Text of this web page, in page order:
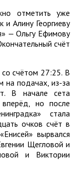
отметить уже
и Алину Георгиеву
— Ольгу Ефимову
счёт
счётом 27:25. В
на подачах, из-за
В начале сета
но после
стала
очков счёт в
вырвался
Щегловой и
и Виктории